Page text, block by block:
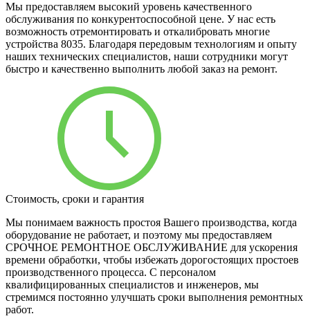
Мы предоставляем высокий уровень качественного
обслуживания по конкурентоспособной цене. У нас есть
возможность отремонтировать и откалибровать многие
устройства 8035. Благодаря передовым технологиям и опыту
наших технических специалистов, наши сотрудники могут
быстро и качественно выполнить любой заказ на ремонт.
Стоимость, сроки и гарантия
Мы понимаем важность простоя Вашего производства, когда
оборудование не работает, и поэтому мы предоставляем
СРОЧНОЕ РЕМОНТНОЕ ОБСЛУЖИВАНИЕ для ускорения
времени обработки, чтобы избежать дорогостоящих простоев
производственного процесса. С персоналом
квалифицированных специалистов и инженеров, мы
стремимся постоянно улучшать сроки выполнения ремонтных
работ.